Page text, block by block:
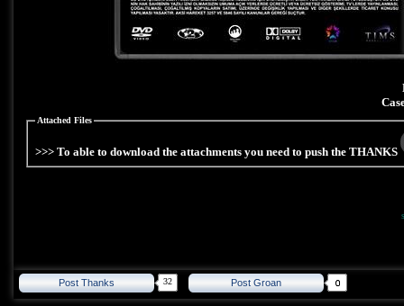
Attached Files
>>> To able to download the attachments you need to push the THANKS
Post Thanks 32 Post Groan